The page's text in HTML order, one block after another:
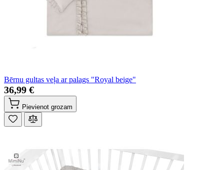
Bērnu gultas veļa ar palags "Royal beige"
36,99 €
Pievienot grozam